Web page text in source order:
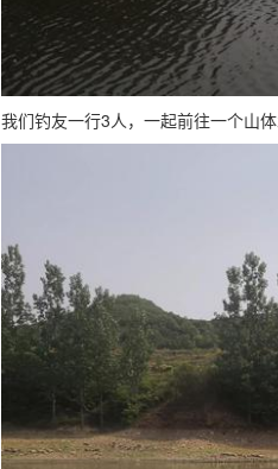
我们钓友一行3人，一起前往一个山